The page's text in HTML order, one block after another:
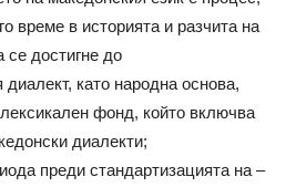
време в историята и разчита на
се достигне до
като народна основа,
фонд, който включва
диалекти;
преди стандартизацията на –